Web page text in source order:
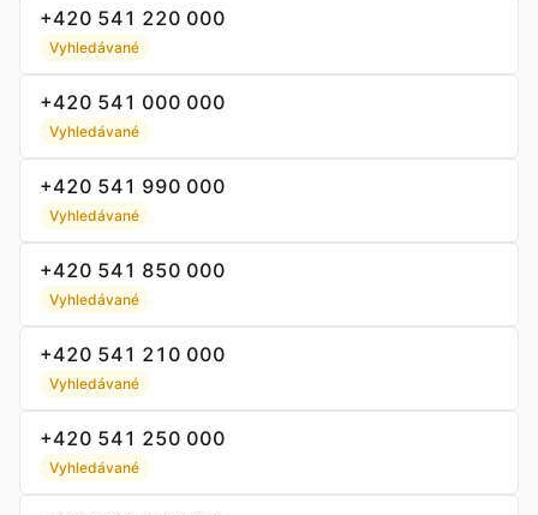
+420 541 220 000
Vyhledávané
+420 541 000 000
Vyhledávané
+420 541 990 000
Vyhledávané
+420 541 850 000
Vyhledávané
+420 541 210 000
Vyhledávané
+420 541 250 000
Vyhledávané